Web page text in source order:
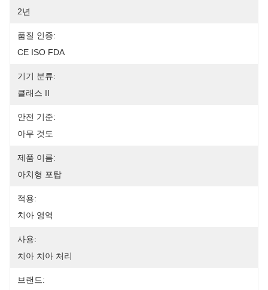
2년
품질 인증:
CE ISO FDA
기기 분류:
클래스 II
안전 기준:
아무 것도
제품 이름:
아치형 포탑
적용:
치아 영역
사용:
치아 치아 처리
브랜드: